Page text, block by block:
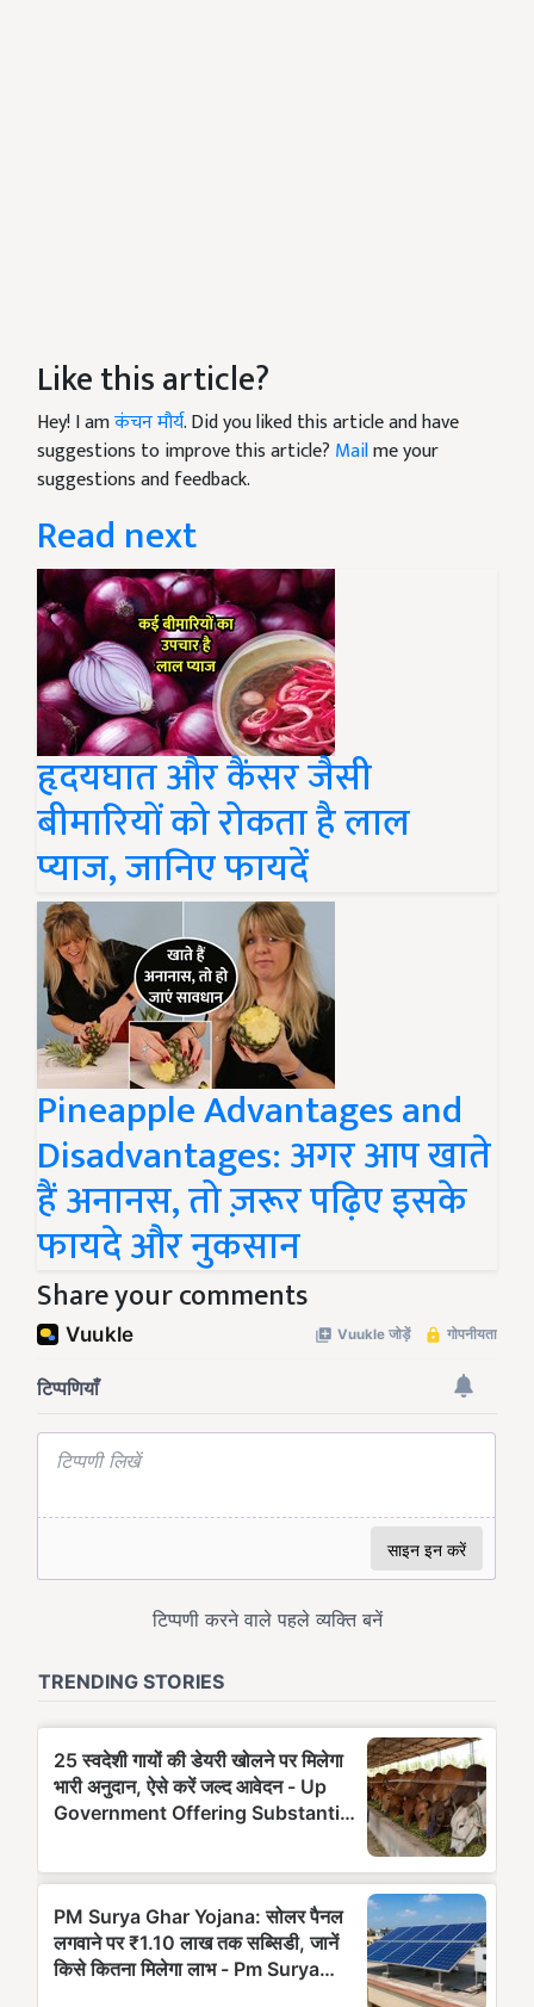
Like this article?
Hey! I amकंचन मौर्य. Did you liked this article and have
suggestions to improve this article? Mailme your
suggestions and feedback.
Read next
हृदयघात और कैंसर जैसी
बीमारियों को रोकता है लाल
प्याज, जानिए फायदें
Pineapple Advantages and
Disadvantages: अगर आप खाते
हैं अनानस, तो ज़रूर पढ़िए इसके
फायदे और नुकसान
Share your comments